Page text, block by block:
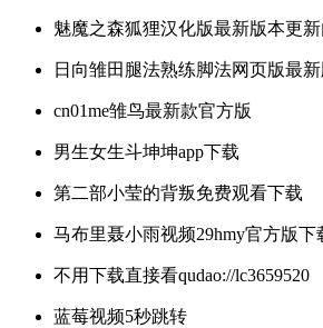
魅魔之森狐狸汉化版最新版本更新
日向雏田腿法熟练脚法网页版最
cn01me雏鸟最新款官方版
男生女生斗坤坤app下载
第二部小莹的背叛免费观看下载
马布里聂小雨视频29hmy官方版下
不用下载直接看qudao://lc3659520
蓝莓视频5秒跳转